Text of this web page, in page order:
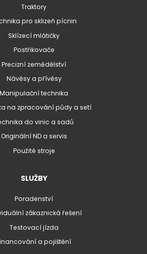
Traktory
pro sklizeň pícnin
Sklízecí mlátičky
Postřikovače
Precizní zemědělství
Návěsy a přívěsy
Manipulační technika
na zpracování půdy a setí
do vinic a sadů
Originální ND a servis
Použité stroje
SLUŽBY
Poradenství
zákaznická řešení
Testovací jízda
a pojištění